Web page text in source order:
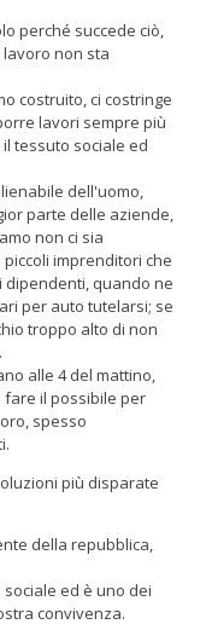
perché succede ciò,
non sta
costruito, ci costringe
lavori sempre più
tessuto sociale ed
dell'uomo,
parte delle aziende,
non ci sia
imprenditori che
quando ne
per auto tutelarsi; se
troppo alto di non
alle 4 del mattino,
fare il possibile per
spesso
più disparate
della repubblica,
ed è uno dei
convivenza.